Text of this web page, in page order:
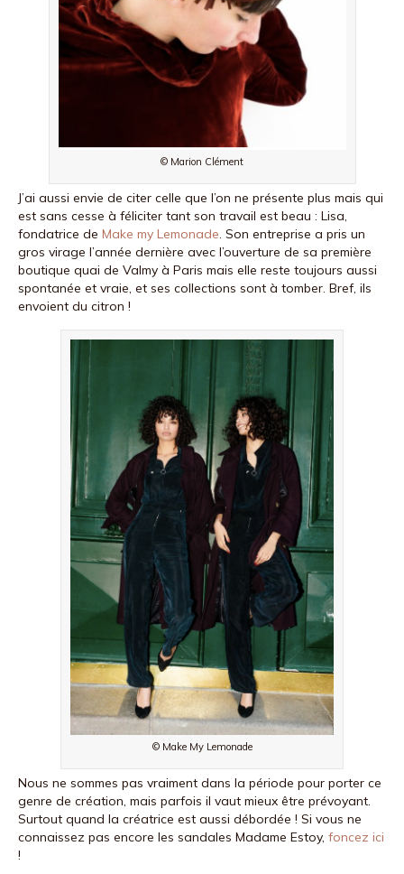
© Marion Clément
J’ai aussi envie de citer celle que l’on ne présente plus mais qui
est sans cesse à féliciter tant son travail est beau : Lisa,
fondatrice de Make my Lemonade. Son entreprise a pris un
gros virage l’année dernière avec l’ouverture de sa première
boutique quai de Valmy à Paris mais elle reste toujours aussi
spontanée et vraie, et ses collections sont à tomber. Bref, ils
envoient du citron !
© Make My Lemonade
Nous ne sommes pas vraiment dans la période pour porter ce
genre de création, mais parfois il vaut mieux être prévoyant.
Surtout quand la créatrice est aussi débordée ! Si vous ne
connaissez pas encore les sandales Madame Estoy, foncez ici
!